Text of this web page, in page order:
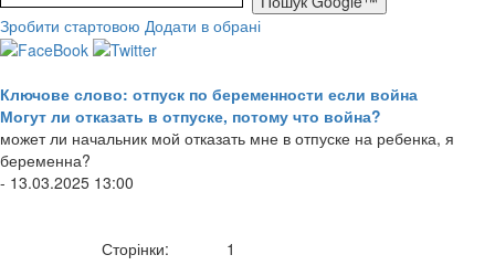
Зробити стартовою Додати в обрані
Ключове слово: отпуск по беременности если война
Могут ли отказать в отпуске, потому что война?
может ли начальник мой отказать мне в отпуске на ребенка, я
беременна?
- 13.03.2025 13:00
Сторінки: 1